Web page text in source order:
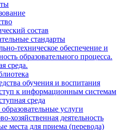
состав
стандарты
техническое обеспечение и
образовательного процесса.
среда.
обучения и воспитания
к информационным системам
среда
услуги
хозяйственная деятельность
места для приема (перевода)